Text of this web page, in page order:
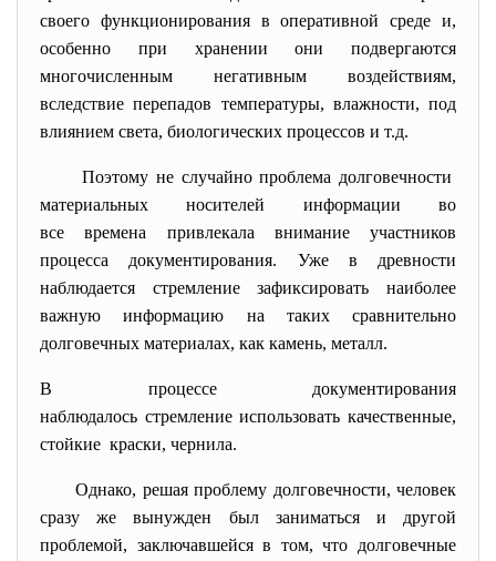
своего функционирования в оперативной среде и,
особенно при хранении они подвергаются
многочисленным негативным воздействиям,
вследствие перепадов температуры, влажности, под
влиянием света, биологических процессов и т.д.
Поэтому не случайно проблема долговечности
материальных носителей информации во
все времена привлекала внимание участников
процесса документирования. Уже в древности
наблюдается стремление зафиксировать наиболее
важную информацию на таких сравнительно
долговечных материалах, как камень, металл.
В процессе документирования
наблюдалось стремление использовать качественные,
стойкие краски, чернила.
Однако, решая проблему долговечности, человек
сразу же вынужден был заниматься и другой
проблемой, заключавшейся в том, что долговечные